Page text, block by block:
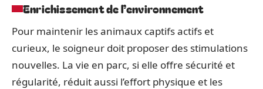
Enrichissement de l’environnement
Pour maintenir les animaux captifs actifs et
curieux, le soigneur doit proposer des stimulations
nouvelles. La vie en parc, si elle offre sécurité et
régularité, réduit aussi l’effort physique et les